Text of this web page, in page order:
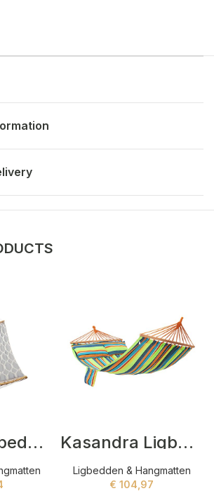
Helmut Ligbedden Grijs Kasandra Ligbedden Groen
Ligbedden & Hangmatten
€ 104,97